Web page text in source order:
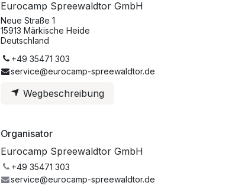
Eurocamp Spreewaldtor GmbH
Neue Straße 1
15913 Märkische Heide
Deutschland
+49 35471 303
service@eurocamp-spreewaldtor.de
Wegbeschreibung
Organisator
Eurocamp Spreewaldtor GmbH
+49 35471 303
service@eurocamp-spreewaldtor.de